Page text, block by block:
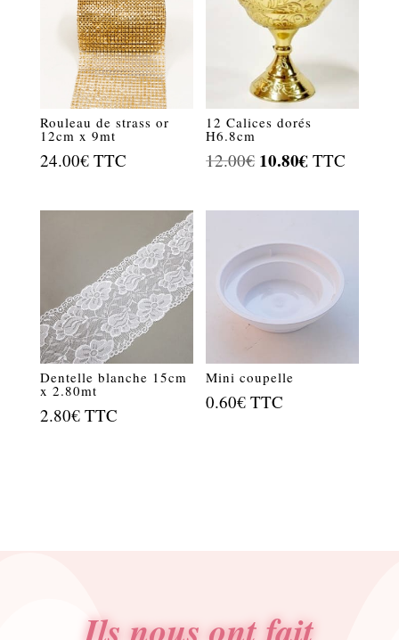
Rouleau de strass or
12cm x 9mt
24.00€ TTC
12 Calices dorés
H6.8cm
12.00€ Le
initial
12.00€.
10.80€ Le
actuel
10.80€.
TTC
Dentelle blanche 15cm
x 2.80mt
2.80€ TTC
Mini coupelle
0.60€ TTC